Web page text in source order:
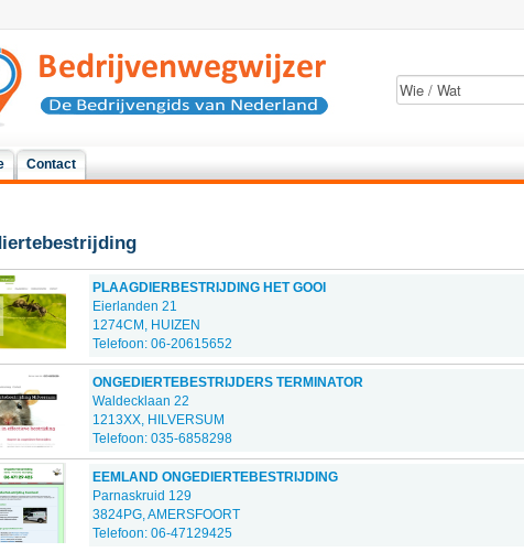
Contact
PLAAGDIERBESTRIJDING HET GOOI
Eierlanden 21
1274CM, HUIZEN
Telefoon: 06-20615652
ONGEDIERTEBESTRIJDERS TERMINATOR
Waldecklaan 22
1213XX, HILVERSUM
Telefoon: 035-6858298
EEMLAND ONGEDIERTEBESTRIJDING
Parnaskruid 129
3824PG, AMERSFOORT
Telefoon: 06-47129425